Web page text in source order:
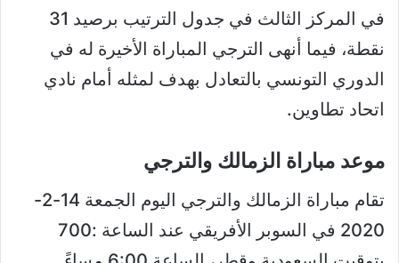
في المركز الثالث في جدول الترتيب برصيد 31
نقطة، فيما أنهى الترجي المباراة الأخيرة له في
الدوري التونسي بالتعادل بهدف لمثله أمام نادي
اتحاد تطاوين.
موعد مباراة الزمالك والترجي
تقام مباراة الزمالك والترجي اليوم الجمعة 14-2-
2020 في السوبر الأفريقي عند الساعة :700